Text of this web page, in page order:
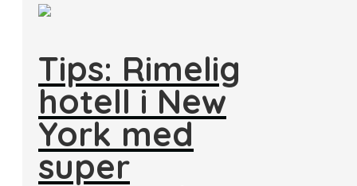
Tips: Rimelig
hotell i New
York med
super